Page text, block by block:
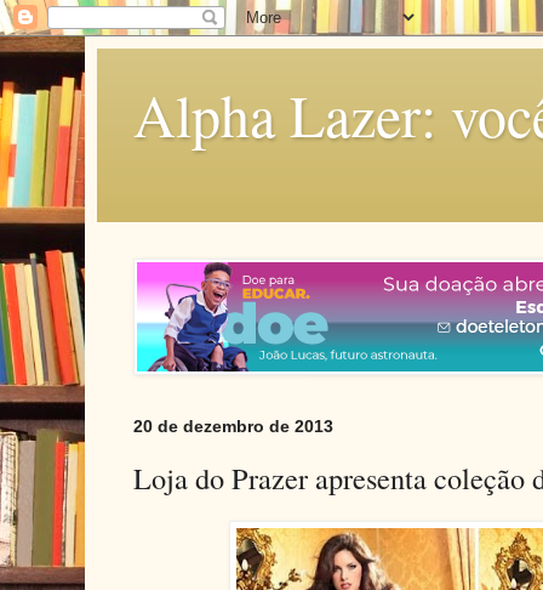
Alpha Lazer:
20 de dezembro de 2013
Loja do Prazer apresenta coleção